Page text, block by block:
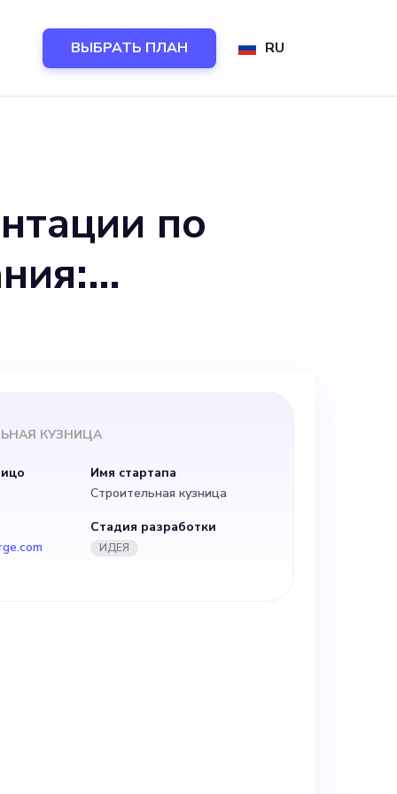
ВЫБРАТЬ ПЛАН RU
по
бизнес
30-
КУЗНИЦА
Имя стартапа
Строительная кузница
Стадия разработки
ИДЕЯ